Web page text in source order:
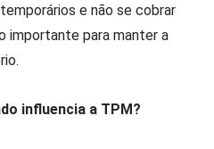
e não se cobrar
importante para manter a
influencia a TPM?